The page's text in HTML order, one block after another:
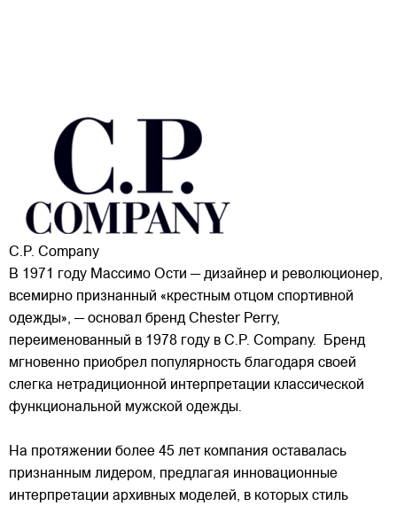
C.P. Company
В 1971 году Массимо Ости — дизайнер и революционер,
всемирно признанный «крестным отцом спортивной
одежды», — основал бренд Chester Perry,
переименованный в 1978 году в C.P. Company. Бренд
мгновенно приобрел популярность благодаря своей
слегка нетрадиционной интерпретации классической
функциональной мужской одежды.
На протяжении более 45 лет компания оставалась
признанным лидером, предлагая инновационные
интерпретации архивных моделей, в которых стиль